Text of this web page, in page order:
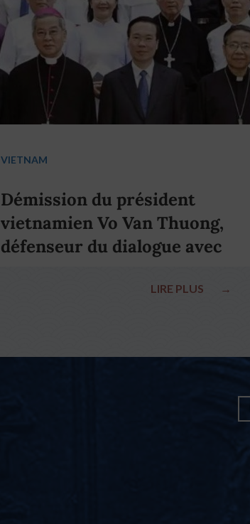
VIETNAM
Démission du président
vietnamien Vo Van Thuong,
défenseur du dialogue avec
LIRE PLUS →